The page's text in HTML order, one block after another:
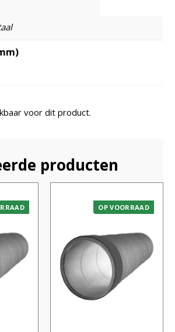
voor dit product.
producten
OP VOORRAAD